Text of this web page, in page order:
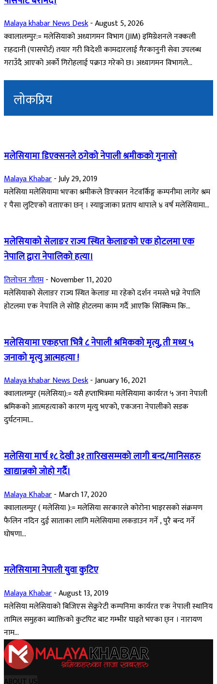
Malaya khabar News Desk-August 5, 2026
क्वालालम्पुर:= मलेसियाको अध्यागमन विभाग (JIM) इमिग्रेशनले नक्कली
राहदानी (पासपोर्ट) तयार गरी विदेशी कामदारलाई गैरकानुनी सेवा उपलब्ध
गराउँदै आएको अर्को गिरोहलाई पक्राउ गरेको छ। अध्यागमन विभागले...
लोकप्रिय
मलेसियामा डिएक्सनले ठगेको नेपाली श्रमीकको गुनासो
Malaya Khabar-July 29, 2019
मलेसिया मलेसियामा भएका श्रमीकले डिएक्सन नेटवर्किङ्ग कम्पनीमा लागेर श्रम
र पैसा लुटिएको वताएका छन् । स्याङ्गजाका प्रताप थापाले ४ वर्ष मलेसियामा...
मलेसियाको सेलाङर राज्य स्थित केलाङको एक होटलमा एक
नेपालि द्वारा नेपालिको हत्या।
तिलोचन गौतम- November 11, 2020
मलेसियाको सेलाङर राज्य स्थित केलाङ मा रहेको दर्शन नमस्ते भन्ने नेपालि
होटलमा एक नेपालि ले सोहि होटलमा काम गर्दै आएकि सिक्किम कि...
मलेसियामा एकहप्ता भित्रै ८ नेपाली श्रमिकको मृत्यु, ती मध्य ५
जनाको मृत्यु आत्महत्या !
Malaya khabar News Desk-January 16, 2021
क्वालालम्पुर (मलेसिया):= यसै हप्ताभित्रमा मलेसियामा कार्यरत ५ जना नेपाली
श्रमिकको आत्महत्याको कारण मृत्यु भएको, एकजना नेपालीको सडक
दुर्घटनामा...
मलेसिया मार्च १८ देखी ३१ तारिखसम्मको लागी बन्द/मानिसहरु
खाद्यान्नको जोहो गर्दै।
Malaya Khabar- March 17, 2020
क्वालालम्पुर ( मलेसिया ):= मलेसिया सरकारले कोरोना भाइरसको संक्रमण
फैलिन नदिन दुई साताका लागि मलेसियामा लकडाउन गर्ने , पुरै बन्द गर्ने
घोषणा...
मलेसियामा नेपाली युवा कुटिए
Malaya Khabar-August 13, 2019
मलेसिया मलेसियाको बिजिएस सेक्रुरेटी कम्पनिमा कार्यरत एक नेपाली स्थानिय
तामिल समुहका ब्याक्तिको कुटपिट बाट गम्भीर घाइते भएका छ्न । नारायण
नाम...